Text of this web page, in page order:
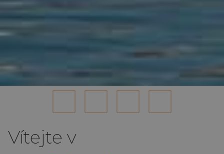
Vítejte v